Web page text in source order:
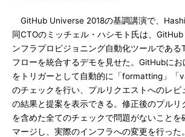
GitHub Universe 2018の基調講演で、
同CTOのミッチェル・ハシモト氏は、
ンフラプロビジョニング自動化ツールであ
フローを統合するデモを見せた。GitHubにお
をトリガーとして自動的に「formatting」「
のチェックを行い、プルリクエストへのレビ
の結果と提案を表示できる。修正後のプルリ
を含めた全てのチェックで問題がないことを
マージし、実際のインフラへの変更を行った。